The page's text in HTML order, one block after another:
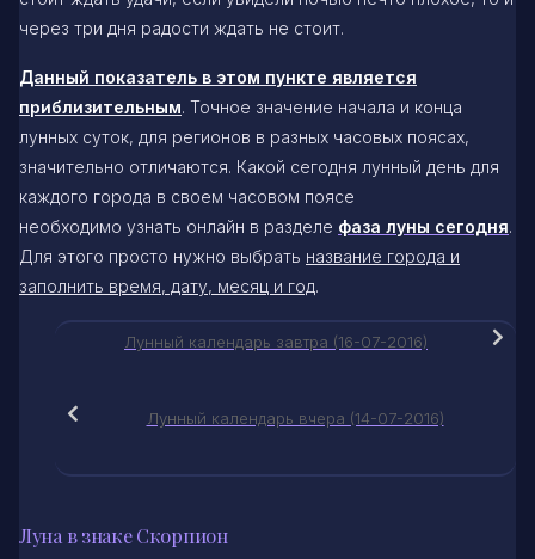
через три дня радости ждать не стоит.
Данный показатель в этом пункте является
приблизительным. Точное значение начала и конца
лунных суток, для регионов в разных часовых поясах,
значительно отличаются. Какой сегодня лунный день для
каждого города в своем часовом поясе
необходимо узнать онлайн в разделе фаза луны сегодня.
Для этого просто нужно выбрать название города и
заполнить время, дату, месяц и год.
Лунный календарь завтра (16-07-2016)
Лунный календарь вчера (14-07-2016)
Луна в знаке Скорпион